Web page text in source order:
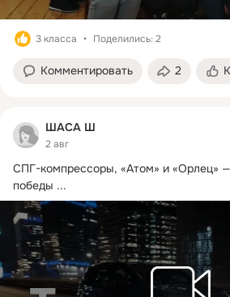
3 класса Поделились: 2
Комментировать 2
ШАСА Ш
2 авг
СПГ-компрессоры, «Атом» и «Орлец» —
победы ...